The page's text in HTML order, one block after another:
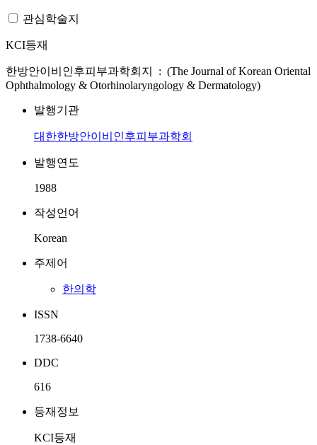
관심학술지
KCI등재
한방안이비인후피부과학회지 : (The Journal of Korean Oriental
Ophthalmology & Otorhinolaryngology & Dermatology)
발행기관
대한한방안이비인후피부과학회
발행연도
1988
작성언어
Korean
주제어
한의학
ISSN
1738-6640
DDC
616
등재정보
KCI등재